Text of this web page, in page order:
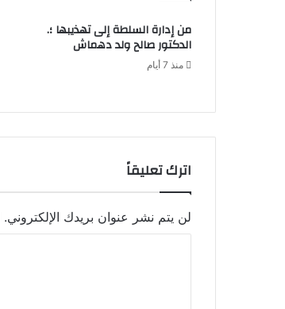
من إدارة السلطة إلى تهذيبها ؛.
الدكتور صالح ولد دهماش
منذ 7 أيام
اترك تعليقاً
لن يتم نشر عنوان بريدك الإلكتروني.